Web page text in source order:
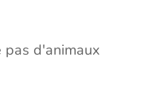
pas d'animaux